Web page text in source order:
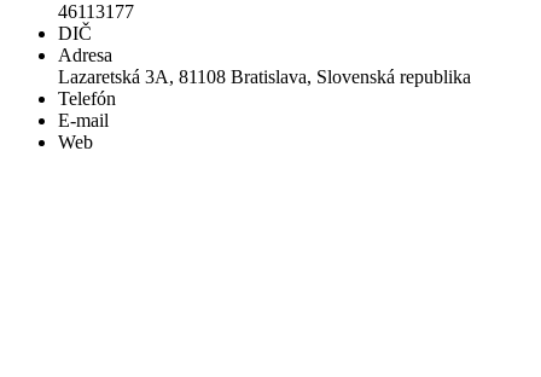
46113177
DIČ
Adresa
Lazaretská 3A, 81108 Bratislava, Slovenská republika
Telefón
E-mail
Web